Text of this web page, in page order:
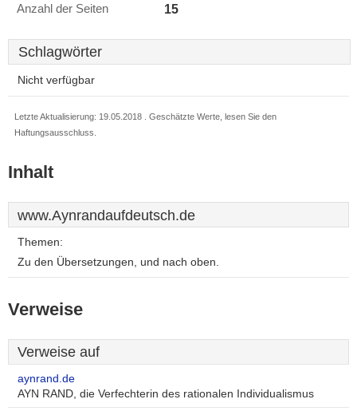
Anzahl der Seiten 15
Schlagwörter
Nicht verfügbar
Letzte Aktualisierung: 19.05.2018 . Geschätzte Werte, lesen Sie den
Haftungsausschluss.
Inhalt
www.Aynrandaufdeutsch.de
Themen:
Zu den Übersetzungen, und nach oben.
Verweise
Verweise auf
aynrand.de
AYN RAND, die Verfechterin des rationalen Individualismus